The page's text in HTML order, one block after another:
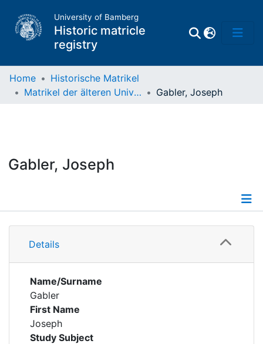
University of Bamberg
Historic matricle
registry
Professors
Home
Historische Matrikel
Matrikel der älteren Universität
Gabler, Joseph
Gabler, Joseph
Details
Details
Name/Surname
Gabler
First Name
Joseph
Study Subject